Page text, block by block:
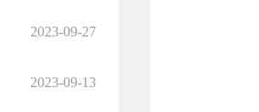
2023-09-27
2023-09-13